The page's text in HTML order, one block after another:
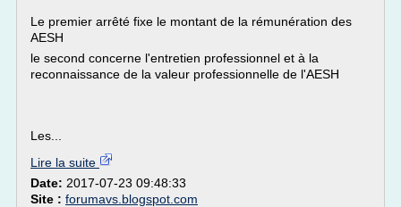
Le premier arrêté fixe le montant de la rémunération des
AESH
le second concerne l'entretien professionnel et à la
reconnaissance de la valeur professionnelle de l'AESH
Les...
Lire la suite
Date: 2017-07-23 09:48:33
Site : forumavs.blogspot.com